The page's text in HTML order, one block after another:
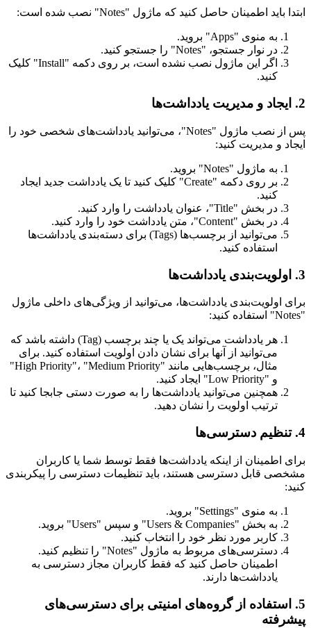
ابتدا باید اطمینان حاصل کنید که ماژول "Notes" نصب شده است:
به منوی "Apps" بروید.
در نوار جستجو، "Notes" را جستجو کنید.
اگر این ماژول نصب نشده است، بر روی دکمه "Install" کلیک
کنید.
2. ایجاد و مدیریت یادداشت‌ها
پس از نصب ماژول "Notes"، می‌توانید یادداشت‌های شخصی خود را
ایجاد و مدیریت کنید:
به ماژول "Notes" بروید.
بر روی دکمه "Create" کلیک کنید تا یک یادداشت جدید ایجاد
کنید.
در بخش "Title"، عنوان یادداشت را وارد کنید.
در بخش "Content"، متن یادداشت خود را وارد کنید.
می‌توانید از برچسب‌ها (Tags) برای دسته‌بندی یادداشت‌ها
استفاده کنید.
3. اولویت‌بندی یادداشت‌ها
برای اولویت‌بندی یادداشت‌ها، می‌توانید از ویژگی‌های داخلی ماژول
"Notes" استفاده کنید:
هر یادداشت می‌تواند یک یا چند برچسب (Tag) داشته باشد که
می‌توانید از آنها برای نشان دادن اولویت استفاده کنید. برای
مثال، برچسب‌هایی مانند "High Priority"، "Medium Priority"
و "Low Priority" ایجاد کنید.
همچنین می‌توانید یادداشت‌ها را به صورت دستی جابجا کنید تا
ترتیب اولویت را نشان دهید.
4. تنظیم دسترسی‌ها
برای اطمینان از اینکه یادداشت‌ها فقط توسط شما یا کاربران
مشخصی قابل دسترسی هستند، باید تنظیمات دسترسی را پیکربندی
کنید:
به منوی "Settings" بروید.
به بخش "Users & Companies" و سپس "Users" بروید.
کاربر مورد نظر خود را انتخاب کنید.
دسترسی‌های مربوط به ماژول "Notes" را تنظیم کنید.
اطمینان حاصل کنید که فقط کاربران مجاز دسترسی به
یادداشت‌ها دارند.
5. استفاده از گروه‌های امنیتی برای دسترسی‌های
پیشرفته